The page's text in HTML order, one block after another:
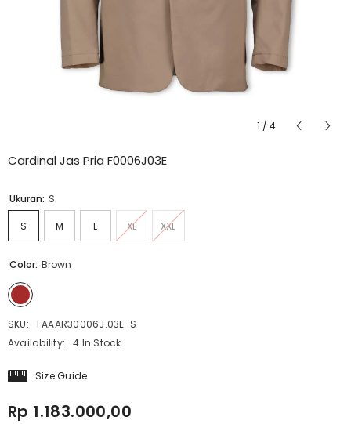
1 / 4
Cardinal Jas Pria F0006J03E
Ukuran: S
S M L XL XXL
Color: Brown
SKU:
FAAAR30006J.03E-S
Availability:
4 In Stock
Size Guide
Rp 1.183.000,00